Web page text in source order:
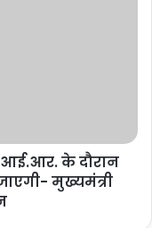
के दौरान
मुख्यमंत्री